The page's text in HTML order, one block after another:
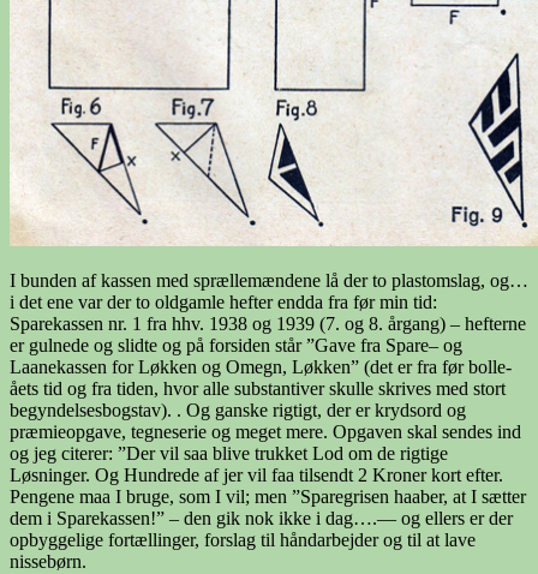
I bunden af kassen med sprællemændene lå der to plastomslag, og…
i det ene var der to oldgamle hefter endda fra før min tid:
Sparekassen nr. 1 fra hhv. 1938 og 1939 (7. og 8. årgang) – hefterne
er gulnede og slidte og på forsiden står ”Gave fra Spare– og
Laanekassen for Løkken og Omegn, Løkken” (det er fra før bolle-
åets tid og fra tiden, hvor alle substantiver skulle skrives med stort
begyndelsesbogstav). . Og ganske rigtigt, der er krydsord og
præmieopgave, tegneserie og meget mere. Opgaven skal sendes ind
og jeg citerer: ”Der vil saa blive trukket Lod om de rigtige
Løsninger. Og Hundrede af jer vil faa tilsendt 2 Kroner kort efter.
Pengene maa I bruge, som I vil; men ”Sparegrisen haaber, at I sætter
dem i Sparekassen!” – den gik nok ikke i dag….— og ellers er der
opbyggelige fortællinger, forslag til håndarbejder og til at lave
nissebørn.